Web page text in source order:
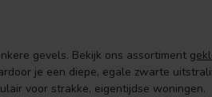
gevels. Bekijk ons assortiment
je een diepe, egale zwarte
voor strakke, eigentijdse woningen.